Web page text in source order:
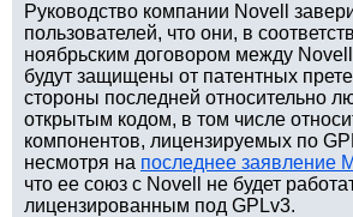
Руководство компании Novell
пользователей, что они, в
ноябрьским договором между
будут защищены от патентных
стороны последней относительно
открытым кодом, в том числе
компонентов, лицензируемых по
несмотря на последнее заявление
что ее союз с Novell не будет
лицензированным под GPLv3.